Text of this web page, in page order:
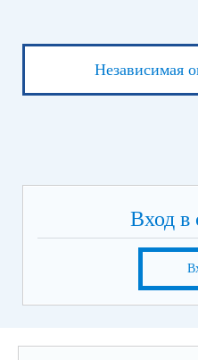
Независимая
Вход в